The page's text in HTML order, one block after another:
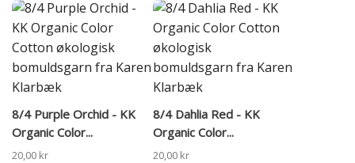
8/4 Purple Orchid - KK
Organic Color...
20,00 kr
8/4 Dahlia Red - KK
Organic Color...
20,00 kr